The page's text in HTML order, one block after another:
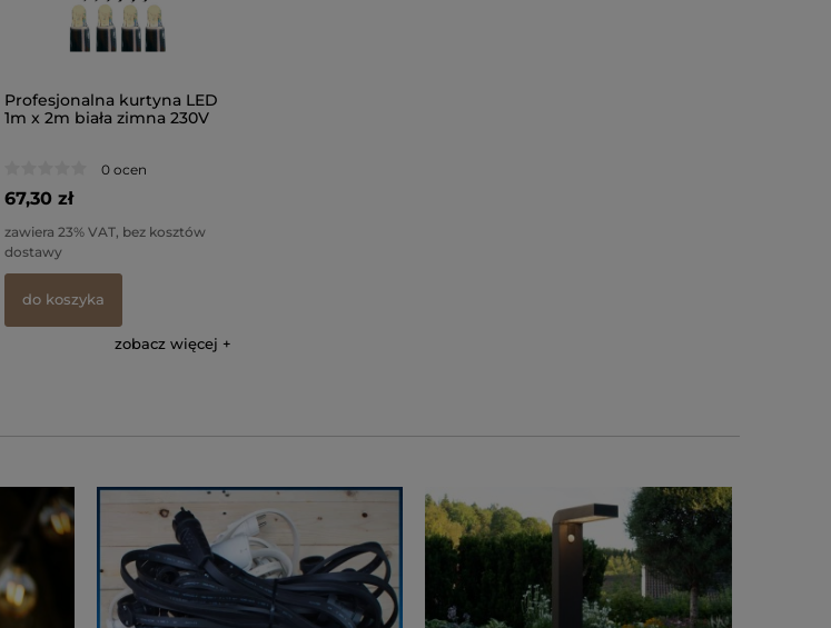
Profesjonalna kurtyna LED
1m x 2m biała zimna 230V
0 ocen
67,30 zł
zawiera 23% VAT, bez kosztów
dostawy
do koszyka
zobacz więcej